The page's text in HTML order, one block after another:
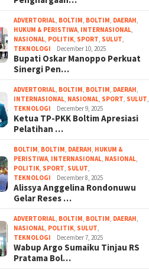
ADVERTORIAL, BOLTIM, BOLTIM, DAERAH,
HUKUM & PERISTIWA, INTERNASIONAL,
NASIONAL, POLITIK, SPORT, SULUT,
TEKNOLOGI
December 10, 2025
Bupati Oskar Manoppo Perkuat
Sinergi Pen…
ADVERTORIAL, BOLTIM, BOLTIM, DAERAH,
INTERNASIONAL, NASIONAL, SPORT, SULUT,
TEKNOLOGI
December 9, 2025
Ketua TP-PKK Boltim Apresiasi
Pelatihan …
BOLTIM, BOLTIM, DAERAH, HUKUM &
PERISTIWA, INTERNASIONAL, NASIONAL,
POLITIK, SPORT, SULUT,
TEKNOLOGI
December 8, 2025
Alissya Anggelina Rondonuwu
Gelar Reses …
ADVERTORIAL, BOLTIM, BOLTIM, DAERAH,
NASIONAL, POLITIK, SULUT,
TEKNOLOGI
December 7, 2025
Wabup Argo Sumaiku Tinjau RS
Pratama Bol…